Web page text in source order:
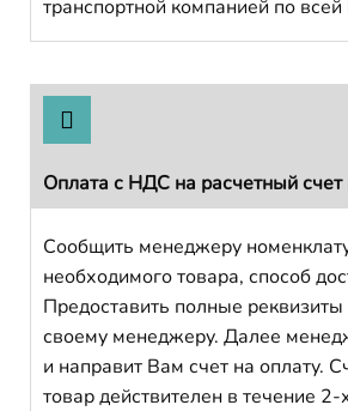
транспортной компанией по
Оплата с НДС на расчетный счет
Сообщить менеджеру
необходимого товара, способ
Предоставить полные
своему менеджеру. Далее
и направит Вам счет на оплату.
товар действителен в течение 2-